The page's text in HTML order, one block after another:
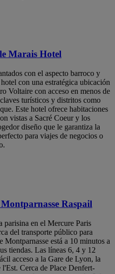
Marais Hotel
con el aspecto barroco y
con una estratégica ubicación
Voltaire con acceso en menos de
turísticos y distritos como
Este hotel ofrece habitaciones
vistas a Sacré Coeur y los
diseño que le garantiza la
para viajes de negocios o
Raspail
parisina en el Mercure Paris
del transporte público para
está a 10 minutos a
tiendas. Las líneas 6, 4 y 12
acceso a la Gare de Lyon, la
Cerca de Place Denfert-